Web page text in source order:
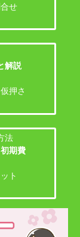
合せ
解説
押さ
法
期費
ット